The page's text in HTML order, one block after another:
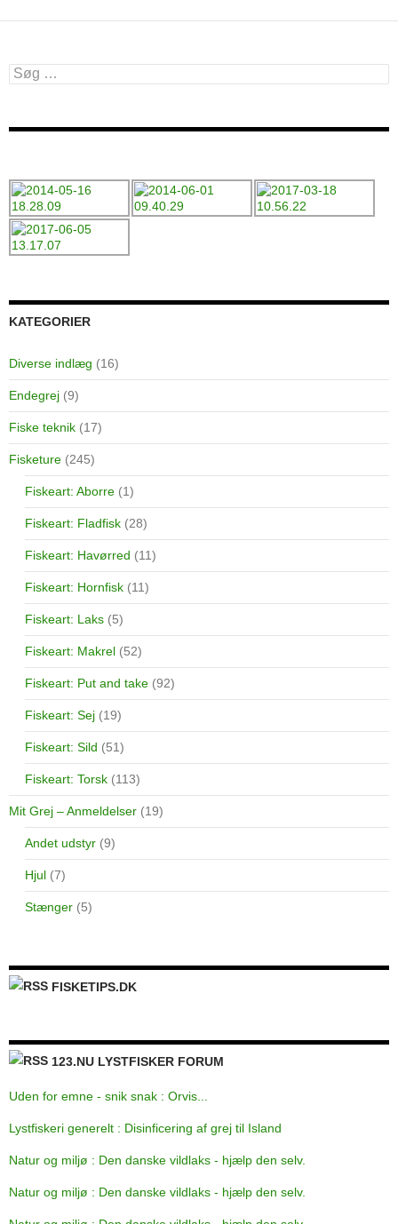
Søg
efter:
KATEGORIER
Diverse indlæg (16)
Endegrej (9)
Fiske teknik (17)
Fisketure (245)
Fiskeart: Aborre (1)
Fiskeart: Fladfisk (28)
Fiskeart: Havørred (11)
Fiskeart: Hornfisk (11)
Fiskeart: Laks (5)
Fiskeart: Makrel (52)
Fiskeart: Put and take (92)
Fiskeart: Sej (19)
Fiskeart: Sild (51)
Fiskeart: Torsk (113)
Mit Grej – Anmeldelser (19)
Andet udstyr (9)
Hjul (7)
Stænger (5)
FISKETIPS.DK
123.NU LYSTFISKER FORUM
Uden for emne - snik snak : Orvis...
Lystfiskeri generelt : Disinficering af grej til Island
Natur og miljø : Den danske vildlaks - hjælp den selv.
Natur og miljø : Den danske vildlaks - hjælp den selv.